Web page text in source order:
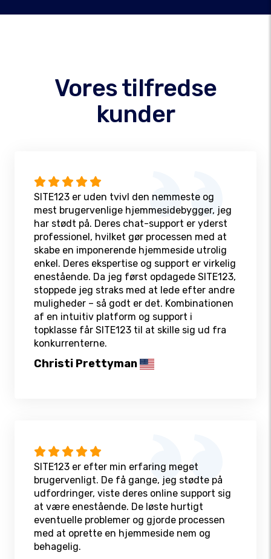
Vores tilfredse
kunder
SITE123 er uden tvivl den nemmeste og
mest brugervenlige hjemmesidebygger, jeg
har stødt på. Deres chat-support er yderst
professionel, hvilket gør processen med at
skabe en imponerende hjemmeside utrolig
enkel. Deres ekspertise og support er virkelig
enestående. Da jeg først opdagede SITE123,
stoppede jeg straks med at lede efter andre
muligheder – så godt er det. Kombinationen
af en intuitiv platform og support i
topklasse får SITE123 til at skille sig ud fra
konkurrenterne.
Christi Prettyman
SITE123 er efter min erfaring meget
brugervenligt. De få gange, jeg stødte på
udfordringer, viste deres online support sig
at være enestående. De løste hurtigt
eventuelle problemer og gjorde processen
med at oprette en hjemmeside nem og
behagelig.